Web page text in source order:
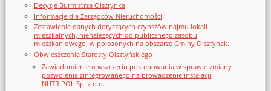
Decyzje Burmistrza Olsztynka
Informacje dla Zarządców Nieruchomości
Zestawienie danych dotyczących czynszów najmu lokali
mieszkalnych, nienależących do publicznego zasobu
mieszkaniowego, w położonych na obszarze Gminy Olsztynek.
Obwieszczenia Starosty Olsztyńskiego
Zawiadomienie o wszczęciu postępowania w sprawie zmiany
pozwolenia zintegrowanego na prowadzenie instalacji
NUTRIPOL Sp. z o.o.